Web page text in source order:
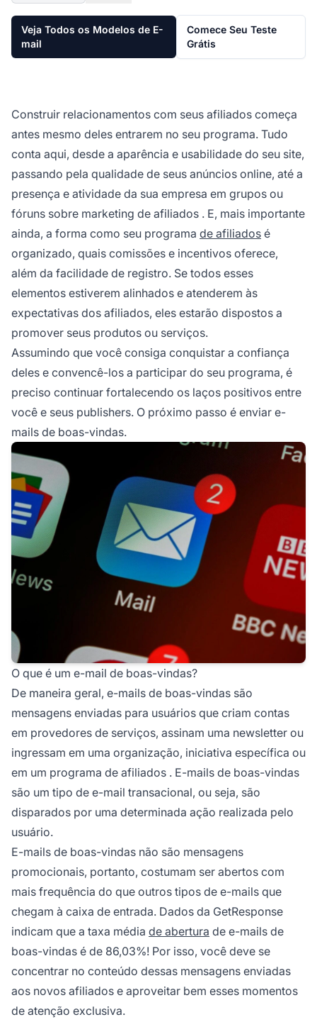
Veja Todos os Modelos de E-
mail
Comece Seu Teste
Grátis
Construir relacionamentos com seus afiliados começa
antes mesmo deles entrarem no seu programa. Tudo
conta aqui, desde a aparência e usabilidade do seu site,
passando pela qualidade de seus anúncios online, até a
presença e atividade da sua empresa em grupos ou
fóruns sobre marketing de afiliados . E, mais importante
ainda, a forma como seu programa de afiliados é
organizado, quais comissões e incentivos oferece,
além da facilidade de registro. Se todos esses
elementos estiverem alinhados e atenderem às
expectativas dos afiliados, eles estarão dispostos a
promover seus produtos ou serviços.
Assumindo que você consiga conquistar a confiança
deles e convencê-los a participar do seu programa, é
preciso continuar fortalecendo os laços positivos entre
você e seus publishers. O próximo passo é enviar e-
mails de boas-vindas.
O que é um e-mail de boas-vindas?
De maneira geral, e-mails de boas-vindas são
mensagens enviadas para usuários que criam contas
em provedores de serviços, assinam uma newsletter ou
ingressam em uma organização, iniciativa específica ou
em um programa de afiliados . E-mails de boas-vindas
são um tipo de e-mail transacional, ou seja, são
disparados por uma determinada ação realizada pelo
usuário.
E-mails de boas-vindas não são mensagens
promocionais, portanto, costumam ser abertos com
mais frequência do que outros tipos de e-mails que
chegam à caixa de entrada. Dados da GetResponse
indicam que a taxa média de abertura de e-mails de
boas-vindas é de 86,03%! Por isso, você deve se
concentrar no conteúdo dessas mensagens enviadas
aos novos afiliados e aproveitar bem esses momentos
de atenção exclusiva.